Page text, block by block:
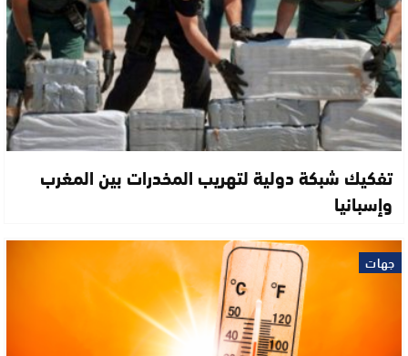
تفكيك شبكة دولية لتهريب المخدرات بين المغرب
وإسبانيا
جهات